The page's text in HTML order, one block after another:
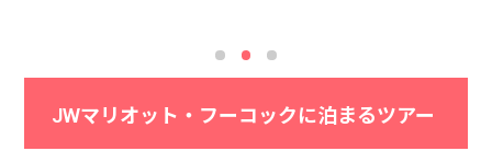
JWマリオット・フーコックに泊まるツアー